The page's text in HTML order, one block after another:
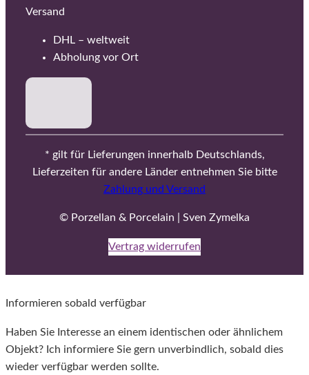
Versand
DHL – weltweit
Abholung vor Ort
* gilt für Lieferungen innerhalb Deutschlands,
Lieferzeiten für andere Länder entnehmen Sie bitte
Zahlung und Versand
© Porzellan & Porcelain | Sven Zymelka
Vertrag widerrufen
Informieren sobald verfügbar
Haben Sie Interesse an einem identischen oder ähnlichem
Objekt? Ich informiere Sie gern unverbindlich, sobald dies
wieder verfügbar werden sollte.